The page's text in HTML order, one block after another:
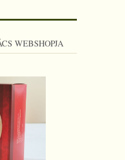
WEBSHOPJA